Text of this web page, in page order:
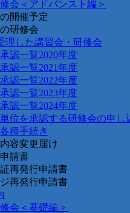
会＜アドバンスト編＞
の開催予定
の研修会
理した講習会・研修会
承認一覧2020年度
承認一覧2021年度
承認一覧2022年度
承認一覧2023年度
承認一覧2024年度
位を承認する研修会の申し
種手続き
内容変更届け
請書
証再発行申請書
ジ再発行申請書
会＜基礎編＞